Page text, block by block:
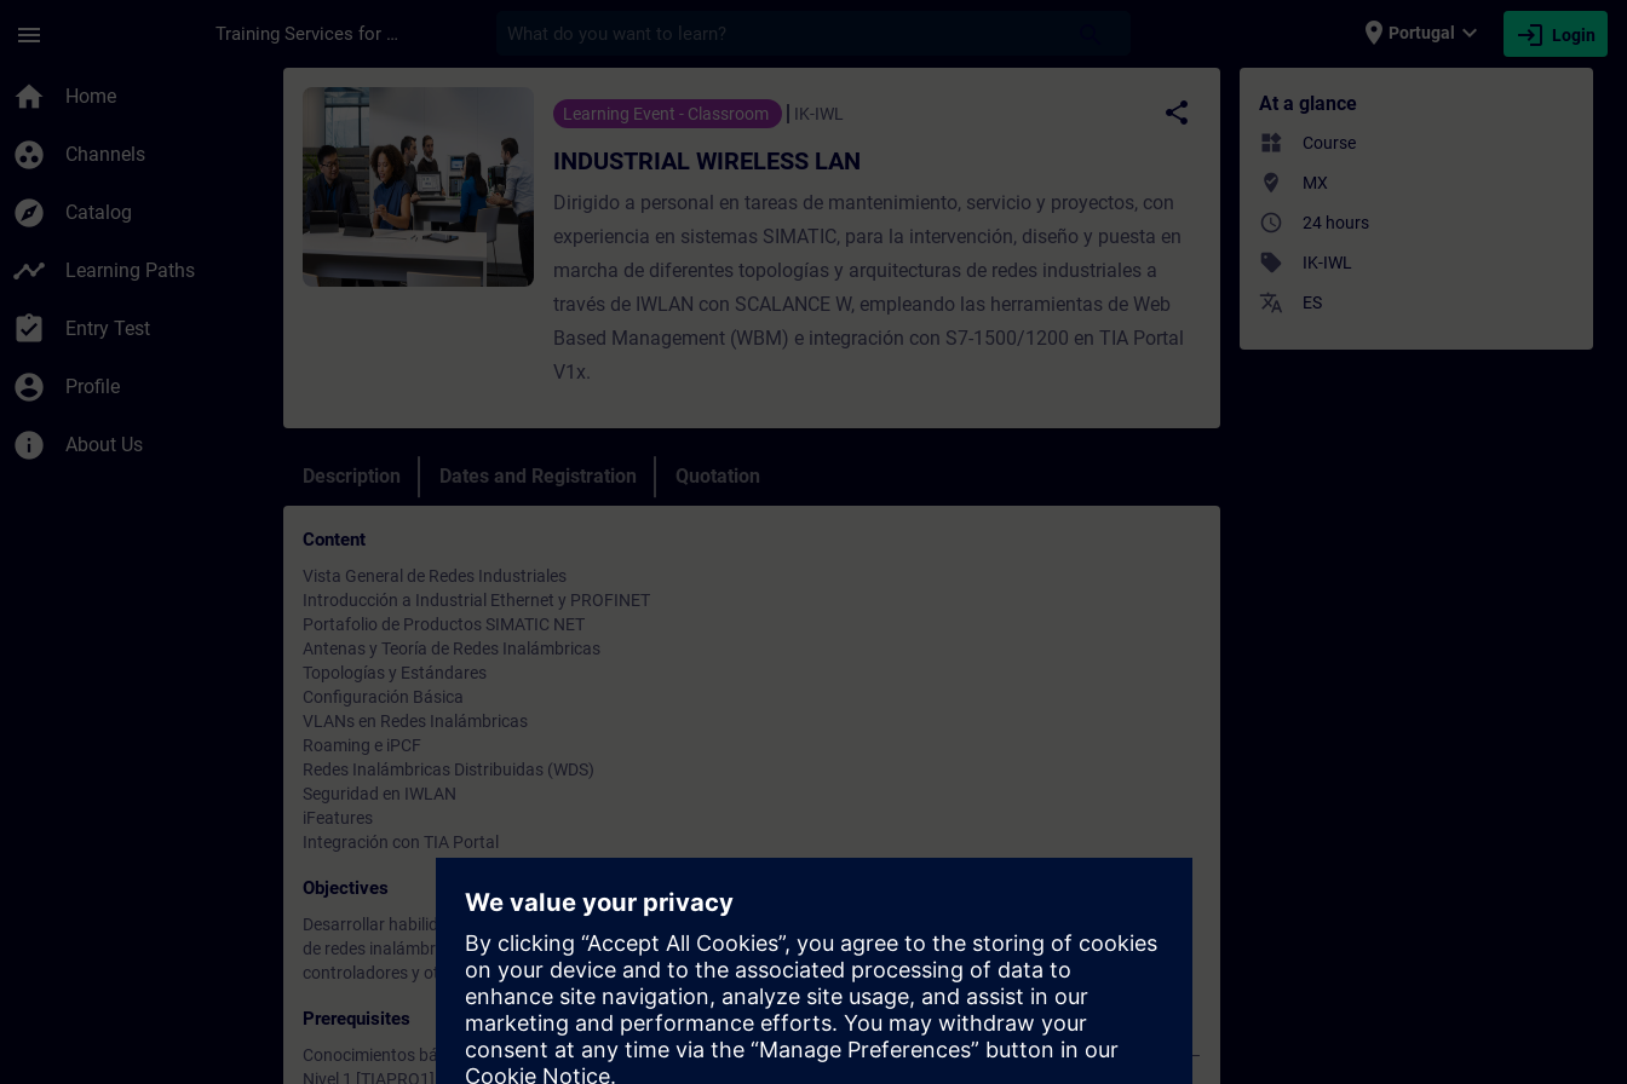
menu Training Services for Digital Industries place Portugal expand_more login Login
home Home
group_work Channels
explore Catalog
timeline Learning Paths
assignment_turned_in Entry Test
account_circle Profile
info About Us
Course - INDUSTRIAL WIRELESS LAN - Training - Training - Professional development | SITRAIN
Learning Event - Classroom IK-IWL
share
INDUSTRIAL WIRELESS LAN
Dirigido a personal en tareas de mantenimiento, servicio y proyectos, con
experiencia en sistemas SIMATIC, para la intervención, diseño y puesta en
marcha de diferentes topologías y arquitecturas de redes industriales a
través de IWLAN con SCALANCE W, empleando las herramientas de Web
Based Management (WBM) e integración con S7-1500/1200 en TIA Portal
V1x.
Description Dates and Registration Quotation
Content
Vista General de Redes Industriales
Introducción a Industrial Ethernet y PROFINET
Portafolio de Productos SIMATIC NET
Antenas y Teoría de Redes Inalámbricas
Topologías y Estándares
Configuración Básica
VLANs en Redes Inalámbricas
Roaming e iPCF
Redes Inalámbricas Distribuidas (WDS)
Seguridad en IWLAN
iFeatures
Integración con TIA Portal
Objectives
Desarrollar habilidades para la configuración, diagnóstico e integración
de redes inalámbricas de IWLAN para la puesta en marcha, envío y recepción de datos síncronos y asíncronos entre
controladores y otros dispositivos de IE y PROFINET.
Prerequisites
Conocimientos básicos en puesta en marcha de controladores SIMATICen TIA Portal equivalentes a curso TIA S7-1500 –
Nivel 1 [TIAPRO1].
At a glance
widgets Course
where_to_vote MX
access_time 24 hours
sell IK-IWL
translate ES